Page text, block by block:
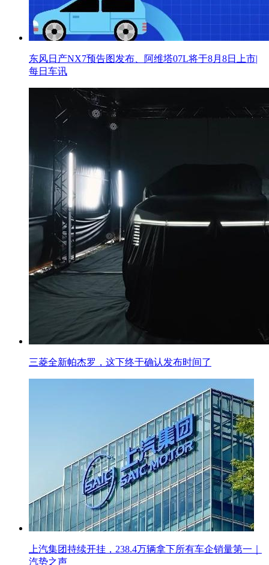
东风日产NX7预告图发布、阿维塔07L将于8月8日上市|
每日车讯
三菱全新帕杰罗，这下终于确认发布时间了
上汽集团持续开挂，238.4万辆拿下所有车企销量第一｜
汽势之声